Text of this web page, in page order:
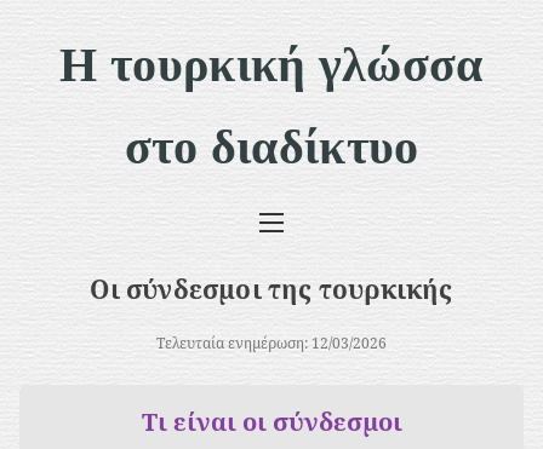
Μ
Η τουρκική γλώσσα
στο διαδίκτυο
Οι σύνδεσμοι της τουρκικής
Τελευταία ενημέρωση: 12/03/2026
Τι είναι οι σύνδεσμοι